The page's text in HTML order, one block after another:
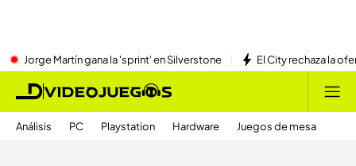
Jorge Martín gana la 'sprint' en Silverstone El City rechaza la
Análisis PC Playstation Hardware Juegos de mesa